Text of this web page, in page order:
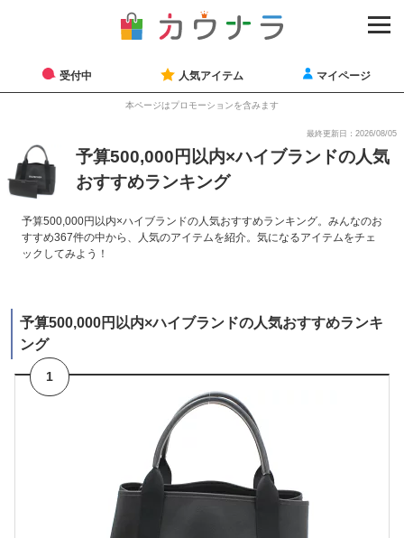
受付中 人気アイテム マイページ
本ページはプロモーションを含みます
最終更新日：2026/08/05
予算500,000円以内×ハイブランドの人気
おすすめランキング
予算500,000円以内×ハイブランドの人気おすすめランキング。みんなのお
すすめ367件の中から、人気のアイテムを紹介。気になるアイテムをチェ
ックしてみよう！
予算500,000円以内×ハイブランドの人気おすすめランキ
ング
1